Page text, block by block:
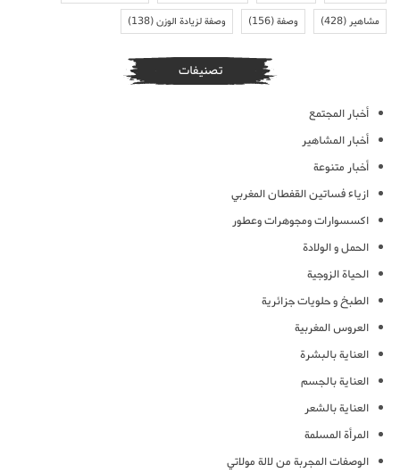
مشاهير(428) وصفة(156) وصفة لزيادة الوزن(138)
تصنيفات
أخبار المجتمع
أخبار المشاهير
أخبار متنوعة
ازياء فساتين القفطان المغربي
اكسسوارات ومجوهرات وعطور
الحمل و الولادة
الحياة الزوجية
الطبخ و حلويات جزائرية
العروس المغربية
العناية بالبشرة
العناية بالجسم
العناية بالشعر
المرأة المسلمة
الوصفات المجربة من لالة مولاتي